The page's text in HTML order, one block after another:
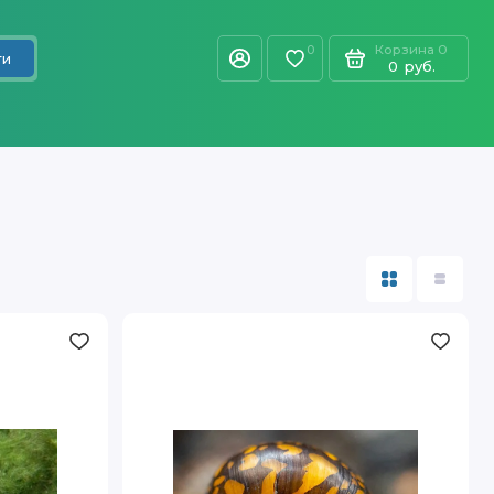
0 Корзина 0
0 руб.